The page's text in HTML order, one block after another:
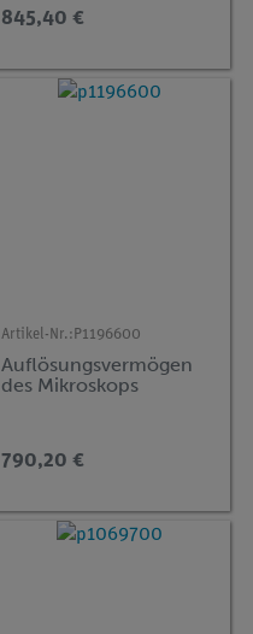
845,40 €
Artikel-Nr.: P1196600
Auflösungsvermögen
des Mikroskops
790,20 €